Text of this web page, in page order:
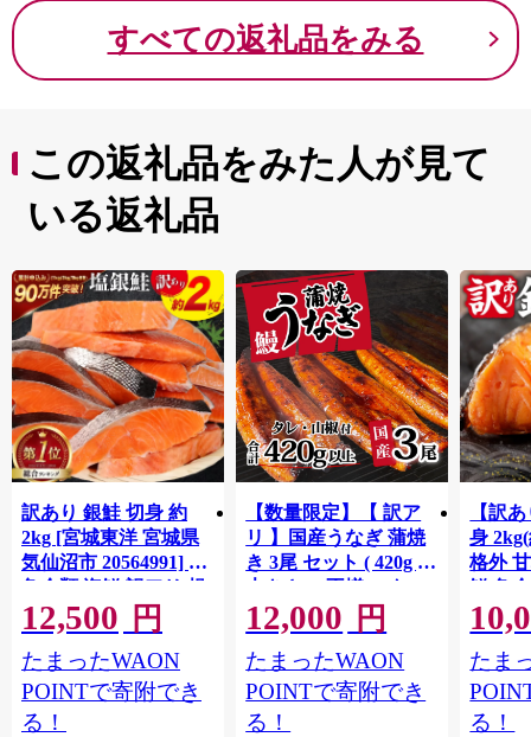
品 景品 粗品 手土産 祝
い ギフト惣菜 和食 弁
当 笹谷商店 醤油 しょ
うゆ 晩酌 父の日 ＞
ンプ BBQ 健康 美容 キ
ャンプ飯 アソート 食
べ比べ EPA ＞
本海
ふる
すべての返礼品をみる
この返礼品をみた人が見て
いる返礼品
訳あり 銀鮭 切身 約
2kg [宮城東洋 宮城県
気仙沼市 20564991] 鮭
魚介類 海鮮 訳アリ 規
格外 不揃い さけ サケ
鮭切身 シャケ 切り身
冷凍 家庭用 おかず 弁
当 支援 サーモン 銀鮭
切り身 魚 わけあり
12,500 円
たまったWAON
POINTで寄附でき
る！
【数量限定】【 訳ア
リ 】国産うなぎ 蒲焼
き 3尾 セット ( 420g )
大きさ の不揃い タ
レ・山椒付き ウナギ
鰻 ふぞろい 不揃い う
な重 ひつまぶし 人気
茨城 八千代町 ふるさ
と納税 冷凍 [SF951ya]
12,000 円
たまったWAON
POINTで寄附でき
る！
【訳
身
格外
鮮 魚
お弁
単調理
G4139
たま
る！